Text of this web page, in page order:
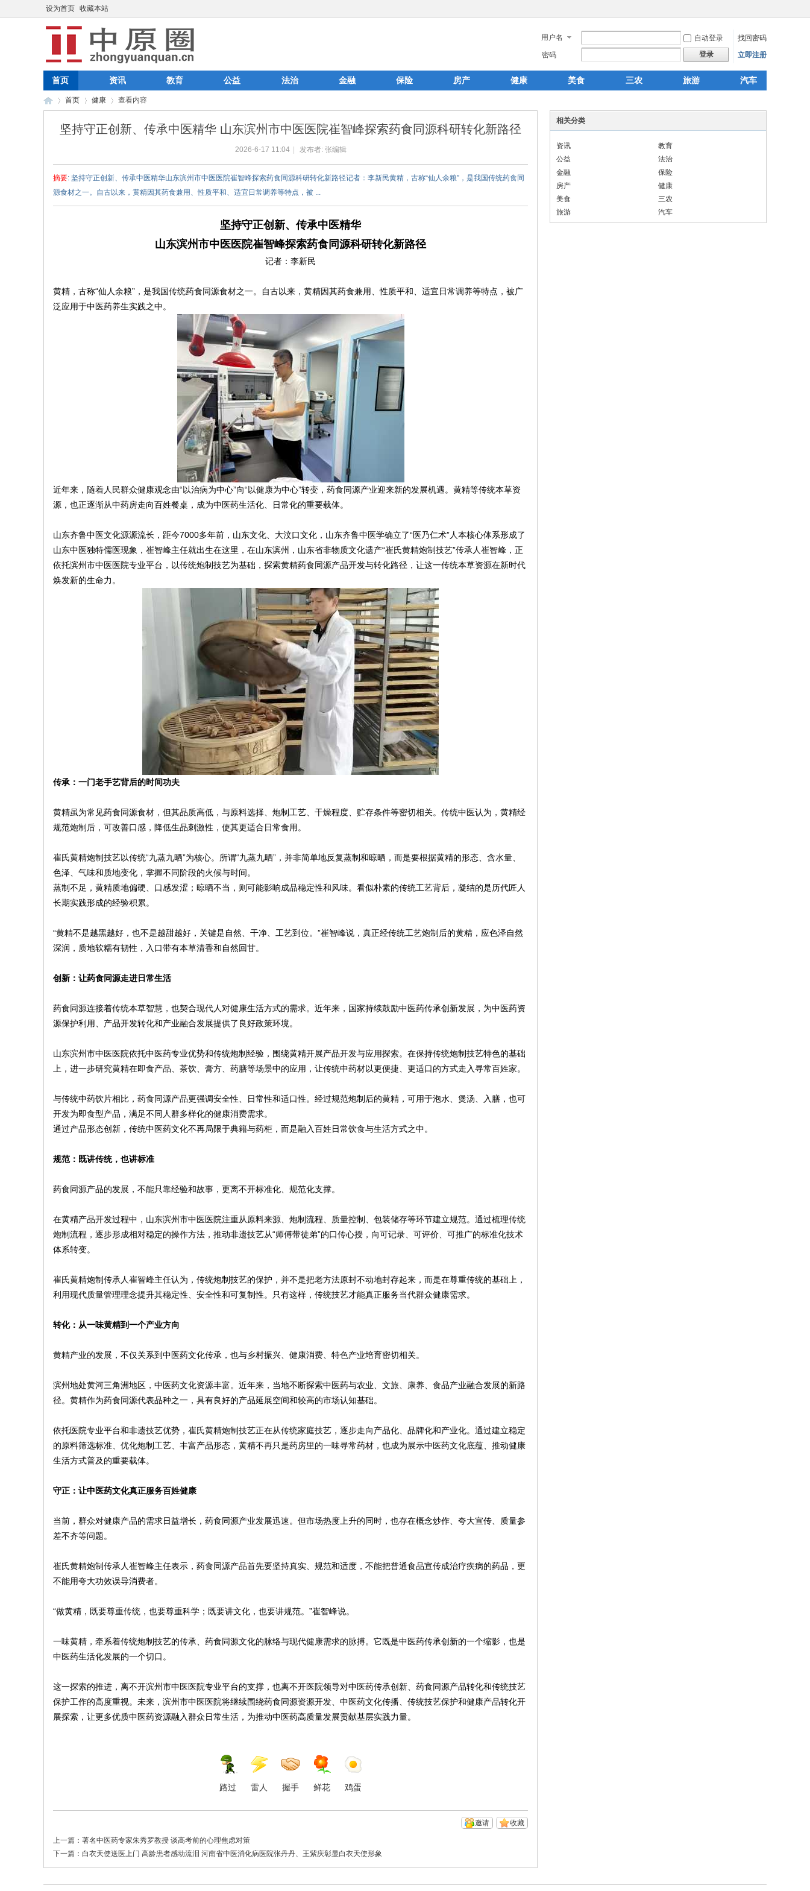
设为首页 收藏本站
用户名 自动登录
找回密码
密码
登录 立即注册
首页 资讯 教育 公益 法治 金融 保险 房产 健康 美食 三农 旅游 汽车
首页 健康 查看内容
坚持守正创新、传承中医精华 山东滨州市中医医院崔智峰探索药食同源科研转化新路径
2026-6-17 11:04 发布者: 张编辑
摘要: 坚持守正创新、传承中医精华山东滨州市中医医院崔智峰探索药食同源科研转化新路径记者：李新民黄精，古称“仙人余粮”，是我国传统药食同
源食材之一。自古以来，黄精因其药食兼用、性质平和、适宜日常调养等特点，被 ...
坚持守正创新、传承中医精华
山东滨州市中医医院崔智峰探索药食同源科研转化新路径
记者：李新民
黄精，古称“仙人余粮”，是我国传统药食同源食材之一。自古以来，黄精因其药食兼用、性质平和、适宜日常调养等特点，被广
泛应用于中医药养生实践之中。
近年来，随着人民群众健康观念由“以治病为中心”向“以健康为中心”转变，药食同源产业迎来新的发展机遇。黄精等传统本草资
源，也正逐渐从中药房走向百姓餐桌，成为中医药生活化、日常化的重要载体。
山东齐鲁中医文化源源流长，距今7000多年前，山东文化、大汶口文化，山东齐鲁中医学确立了“医乃仁术”人本核心体系形成了
山东中医独特儒医现象，崔智峰主任就出生在这里，在山东滨州，山东省非物质文化遗产“崔氏黄精炮制技艺”传承人崔智峰，正
依托滨州市中医医院专业平台，以传统炮制技艺为基础，探索黄精药食同源产品开发与转化路径，让这一传统本草资源在新时代
焕发新的生命力。
传承：一门老手艺背后的时间功夫
黄精虽为常见药食同源食材，但其品质高低，与原料选择、炮制工艺、干燥程度、贮存条件等密切相关。传统中医认为，黄精经
规范炮制后，可改善口感，降低生品刺激性，使其更适合日常食用。
崔氏黄精炮制技艺以传统“九蒸九晒”为核心。所谓“九蒸九晒”，并非简单地反复蒸制和晾晒，而是要根据黄精的形态、含水量、
色泽、气味和质地变化，掌握不同阶段的火候与时间。
蒸制不足，黄精质地偏硬、口感发涩；晾晒不当，则可能影响成品稳定性和风味。看似朴素的传统工艺背后，凝结的是历代匠人
长期实践形成的经验积累。
“黄精不是越黑越好，也不是越甜越好，关键是自然、干净、工艺到位。”崔智峰说，真正经传统工艺炮制后的黄精，应色泽自然
深润，质地软糯有韧性，入口带有本草清香和自然回甘。
创新：让药食同源走进日常生活
药食同源连接着传统本草智慧，也契合现代人对健康生活方式的需求。近年来，国家持续鼓励中医药传承创新发展，为中医药资
源保护利用、产品开发转化和产业融合发展提供了良好政策环境。
山东滨州市中医医院依托中医药专业优势和传统炮制经验，围绕黄精开展产品开发与应用探索。在保持传统炮制技艺特色的基础
上，进一步研究黄精在即食产品、茶饮、膏方、药膳等场景中的应用，让传统中药材以更便捷、更适口的方式走入寻常百姓家。
与传统中药饮片相比，药食同源产品更强调安全性、日常性和适口性。经过规范炮制后的黄精，可用于泡水、煲汤、入膳，也可
开发为即食型产品，满足不同人群多样化的健康消费需求。
通过产品形态创新，传统中医药文化不再局限于典籍与药柜，而是融入百姓日常饮食与生活方式之中。
规范：既讲传统，也讲标准
药食同源产品的发展，不能只靠经验和故事，更离不开标准化、规范化支撑。
在黄精产品开发过程中，山东滨州市中医医院注重从原料来源、炮制流程、质量控制、包装储存等环节建立规范。通过梳理传统
炮制流程，逐步形成相对稳定的操作方法，推动非遗技艺从“师傅带徒弟”的口传心授，向可记录、可评价、可推广的标准化技术
体系转变。
崔氏黄精炮制传承人崔智峰主任认为，传统炮制技艺的保护，并不是把老方法原封不动地封存起来，而是在尊重传统的基础上，
利用现代质量管理理念提升其稳定性、安全性和可复制性。只有这样，传统技艺才能真正服务当代群众健康需求。
转化：从一味黄精到一个产业方向
黄精产业的发展，不仅关系到中医药文化传承，也与乡村振兴、健康消费、特色产业培育密切相关。
滨州地处黄河三角洲地区，中医药文化资源丰富。近年来，当地不断探索中医药与农业、文旅、康养、食品产业融合发展的新路
径。黄精作为药食同源代表品种之一，具有良好的产品延展空间和较高的市场认知基础。
依托医院专业平台和非遗技艺优势，崔氏黄精炮制技艺正在从传统家庭技艺，逐步走向产品化、品牌化和产业化。通过建立稳定
的原料筛选标准、优化炮制工艺、丰富产品形态，黄精不再只是药房里的一味寻常药材，也成为展示中医药文化底蕴、推动健康
生活方式普及的重要载体。
守正：让中医药文化真正服务百姓健康
当前，群众对健康产品的需求日益增长，药食同源产业发展迅速。但市场热度上升的同时，也存在概念炒作、夸大宣传、质量参
差不齐等问题。
崔氏黄精炮制传承人崔智峰主任表示，药食同源产品首先要坚持真实、规范和适度，不能把普通食品宣传成治疗疾病的药品，更
不能用夸大功效误导消费者。
“做黄精，既要尊重传统，也要尊重科学；既要讲文化，也要讲规范。”崔智峰说。
一味黄精，牵系着传统炮制技艺的传承、药食同源文化的脉络与现代健康需求的脉搏。它既是中医药传承创新的一个缩影，也是
中医药生活化发展的一个切口。
这一探索的推进，离不开滨州市中医医院专业平台的支撑，也离不开医院领导对中医药传承创新、药食同源产品转化和传统技艺
保护工作的高度重视。未来，滨州市中医医院将继续围绕药食同源资源开发、中医药文化传播、传统技艺保护和健康产品转化开
展探索，让更多优质中医药资源融入群众日常生活，为推动中医药高质量发展贡献基层实践力量。
路过 雷人 握手 鲜花 鸡蛋
收藏
邀请
上一篇： 著名中医药专家朱秀罗教授 谈高考前的心理焦虑对策
下一篇： 白衣天使送医上门 高龄患者感动流泪 河南省中医消化病医院张丹丹、王紫庆彰显白衣天使形象
相关分类
资讯
教育
公益
法治
金融
保险
房产
健康
美食
三农
旅游
汽车